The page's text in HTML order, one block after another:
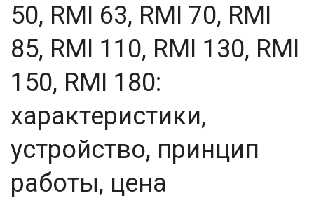
50, RMI 63, RMI 70, RMI
85, RMI 110, RMI 130, RMI
150, RMI 180:
характеристики,
устройство, принцип
работы, цена